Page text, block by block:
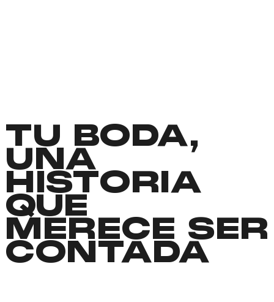
TU BODA,
UNA
HISTORIA
QUE
MERECE SER
CONTADA